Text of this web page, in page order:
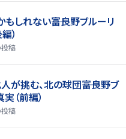
しれない――富良野ブルーリ
）
稿
が挑む、北の球団――富良野ブ
（前編）
稿